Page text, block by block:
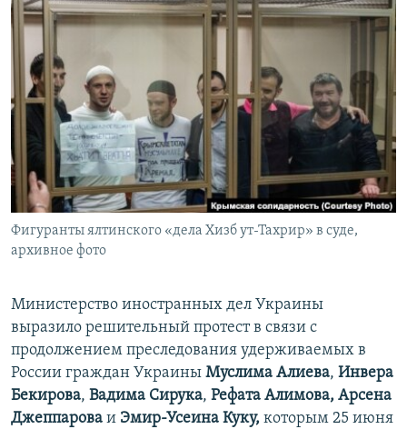
ТЕЛЕПРОЕКТ КРЫМ.РЕАЛИИ
ПРОПАВШИЕ БЕЗ ВЕСТИ
ПОБЕДИТЕЛЕЙ НЕ СУДЯТ?
КРЫМ.НЕПОКОРЕННЫЙ
ELIFBE
УКРАИНСКАЯ ПРОБЛЕМА КРЫМА
Українською
Qırımtatar
ПРИСОЕДИНЯЙТЕСЬ!
Все сайты RFE/RL
Фигуранты ялтинского «дела Хизб ут-Тахрир» в суде,
архивное фото
Министерство иностранных дел Украины
выразило решительный протест в связи с
продолжением преследования удерживаемых в
России граждан Украины Муслима Алиева, Инвера
Бекирова, Вадима Сирука, Рефата Алимова, Арсена
Джеппарова и Эмир-Усеина Куку, которым 25 июня